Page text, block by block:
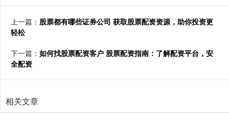
上一篇： 股票都有哪些证券公司 获取股票配资资源，助你投资更
轻松
下一篇： 如何找股票配资客户 股票配资指南：了解配资平台，安
全配资
相关文章